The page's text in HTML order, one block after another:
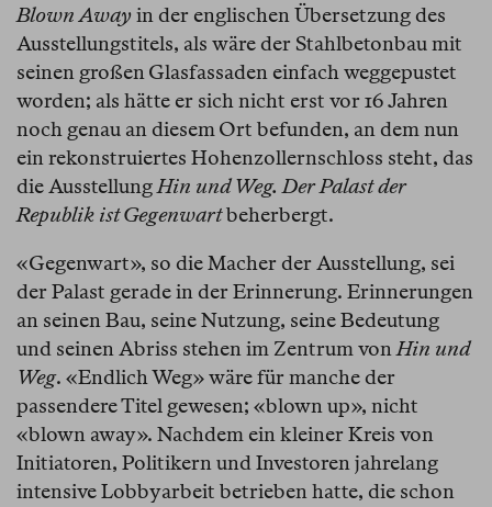
Blown Awayin der englischen Übersetzung des
Ausstellungstitels, als wäre der Stahlbetonbau mit
seinen großen Glasfassaden einfach weggepustet
worden; als hätte er sich nicht erst vor 16 Jahren
noch genau an diesem Ort befunden, an dem nun
ein rekonstruiertes Hohenzollernschloss steht, das
die AusstellungHin und Weg. Der Palast der
Republik ist Gegenwartbeherbergt.
«Gegenwart», so die Macher der Ausstellung, sei
der Palast gerade in der Erinnerung. Erinnerungen
an seinen Bau, seine Nutzung, seine Bedeutung
und seinen Abriss stehen im Zentrum vonHin und
Weg. «Endlich Weg» wäre für manche der
passendere Titel gewesen; «blown up», nicht
«blown away». Nachdem ein kleiner Kreis von
Initiatoren, Politikern und Investoren jahrelang
intensive Lobbyarbeit betrieben hatte, die schon